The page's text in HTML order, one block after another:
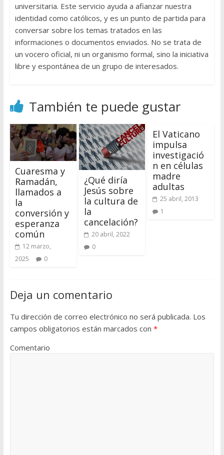
universitaria. Este servicio ayuda a afianzar nuestra
identidad como católicos, y es un punto de partida para
conversar sobre los temas tratados en las
informaciones o documentos enviados. No se trata de
un vocero oficial, ni un organismo formal, sino la iniciativa
libre y espontánea de un grupo de interesados.
También te puede gustar
Cuaresma y
Ramadán,
llamados a
la
conversión y
esperanza
común
12 marzo,
2025
0
¿Qué diría
Jesús sobre
la cultura de
la
cancelación?
20 abril, 2022
0
El Vaticano
impulsa
investigació
n en células
madre
adultas
25 abril, 2013
1
Deja un comentario
Tu dirección de correo electrónico no será publicada. Los
campos obligatorios están marcados con *
Comentario